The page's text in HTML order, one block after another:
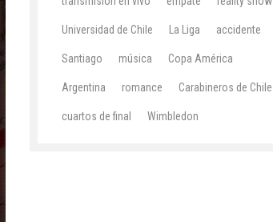
Universidad de Chile La Liga accidente
Santiago música Copa América
Argentina romance Carabineros de Chile
cuartos de final Wimbledon